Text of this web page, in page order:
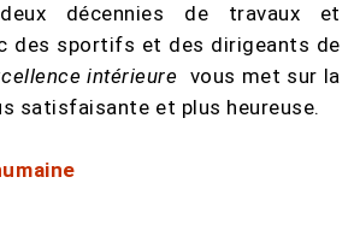
décennies de travaux et
des sportifs et des dirigeants de
intérieure vous met sur la
satisfaisante et plus heureuse.